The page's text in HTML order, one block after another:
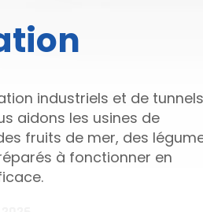
industriels et de
aidons les usines de
fruits de mer, des
à fonctionner en